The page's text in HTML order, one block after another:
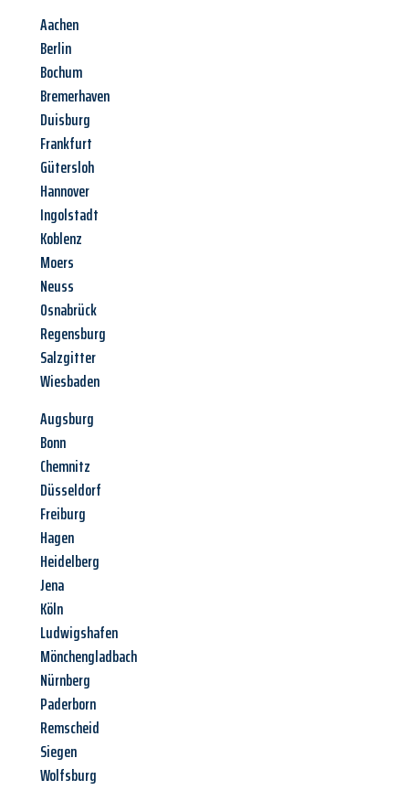
Aachen
Berlin
Bochum
Bremerhaven
Duisburg
Frankfurt
Gütersloh
Hannover
Ingolstadt
Koblenz
Moers
Neuss
Osnabrück
Regensburg
Salzgitter
Wiesbaden
Augsburg
Bonn
Chemnitz
Düsseldorf
Freiburg
Hagen
Heidelberg
Jena
Köln
Ludwigshafen
Mönchengladbach
Nürnberg
Paderborn
Remscheid
Siegen
Wolfsburg